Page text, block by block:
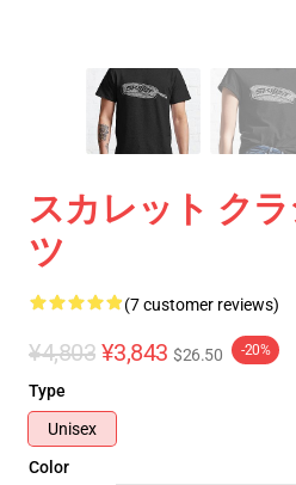
スカレット ク
ツ
(7 customer reviews)
¥4,803 ¥3,843 $26.50 -20%
Type
Unisex
Color